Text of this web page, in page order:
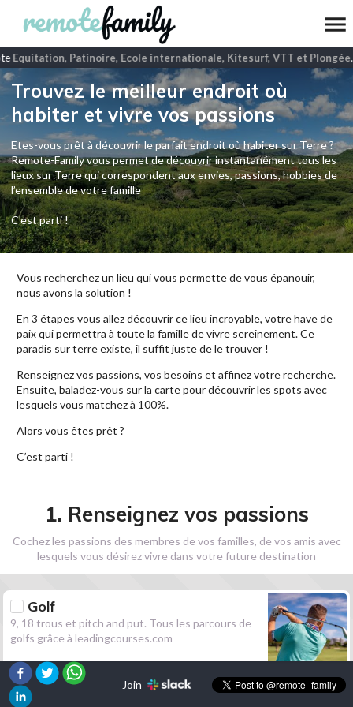
Equitation, Patinoire, Ecole internationale, Kitesurf, VTT et Plongée.
Trouvez le meilleur endroit où
habiter et vivre vos passions
Etes-vous prêt à découvrir le parfait endroit où habiter sur Terre ?
Remote-Family vous permet de découvrir instantanément tous les
lieux sur Terre qui correspondent aux envies, passions, hobbies de
l’ensemble de votre famille
C'est parti !
Vous recherchez un lieu qui vous permette de vous épanouir,
nous avons la solution !
En 3 étapes vous allez découvrir ce lieu incroyable, votre have de
paix qui permettra à toute la famille de vivre sereinement. Ce
paradis sur terre existe, il suffit juste de le trouver !
Renseignez vos passions, vos besoins et affinez votre recherche.
Ensuite, baladez-vous sur la carte pour découvrir les spots avec
lesquels vous matchez à 100%.
Alors vous êtes prêt ?
C’est parti !
1. Renseignez vos passions
Cochez les passions des membres de vos familles, de vos amis avec
lesquels vous désirez vivre dans votre future destination
Golf
9, 18 trous et pitch and put. Tous les parcours de
golfs grâce à leadingcourses.com
Randonnée
Join